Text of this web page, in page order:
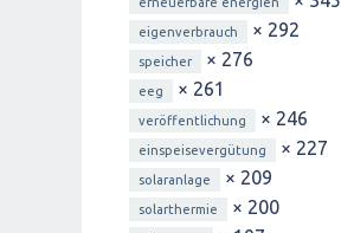
eigenverbrauch × 292
speicher × 276
eeg × 261
veröffentlichung × 246
einspeisevergütung × 227
solaranlage × 209
solarthermie × 200